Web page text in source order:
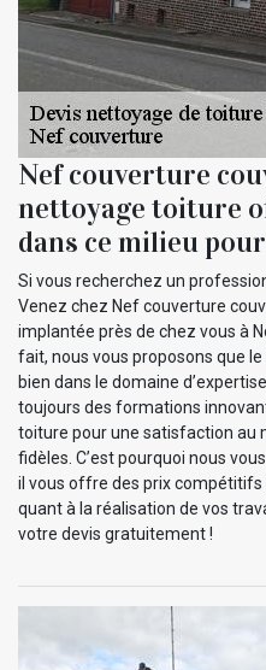
Nef couverture
nettoyage toiture
dans ce milieu
Si vous recherchez un
Venez chez Nef couverture
implantée près de chez vous à
fait, nous vous proposons que
bien dans le domaine
toujours des formations
toiture pour une satisfaction au
fidèles. C’est pourquoi nous
il vous offre des prix compétitifs
quant à la réalisation de vos
votre devis gratuitement !